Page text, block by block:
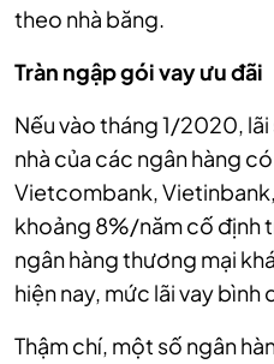
theo nhà băng.
Tràn ngập gói vay ưu đãi
Nếu vào tháng 1/2020,
nhà của các ngân hàng
Vietcombank,
khoảng 8%/năm cố định
ngân hàng thương mại
hiện nay, mức lãi vay
Thậm chí, một số ngân